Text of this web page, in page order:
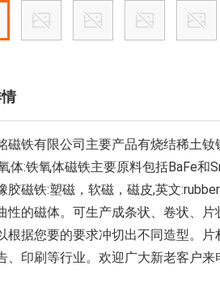
磁铁有限公司主要产品有烧结稀土
体:铁氧体磁铁主要原料包括BaFe
胶磁铁:塑磁，软磁，磁皮,英文
性的磁体。可生产成条状、卷状、
根据您要的要求冲切出不同造型。
、印刷等行业。欢迎广大新老客户来